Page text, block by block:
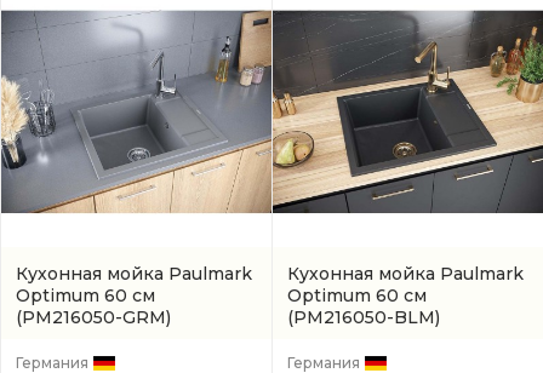
Кухонная мойка Paulmark
Optimum 60 см
(PM216050-GRM)
Германия
Кухонная мойка Paulmark
Optimum 60 см
(PM216050-BLM)
Германия